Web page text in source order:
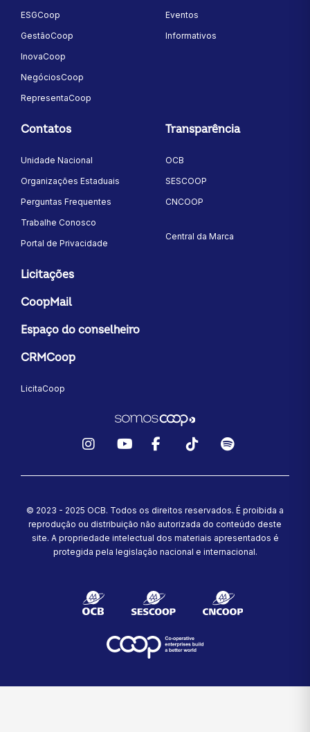
ESGCoop
GestãoCoop
InovaCoop
NegóciosCoop
RepresentaCoop
Eventos
Informativos
Contatos
Unidade Nacional
Organizações Estaduais
Perguntas Frequentes
Trabalhe Conosco
Portal de Privacidade
Transparência
OCB
SESCOOP
CNCOOP
Central da Marca
Licitações
CoopMail
Espaço do conselheiro
CRMCoop
LicitaCoop
© 2023 - 2025 OCB. Todos os direitos reservados. É proibida a
reprodução ou distribuição não autorizada do conteúdo deste
site. A propriedade intelectual dos materiais apresentados é
protegida pela legislação nacional e internacional.